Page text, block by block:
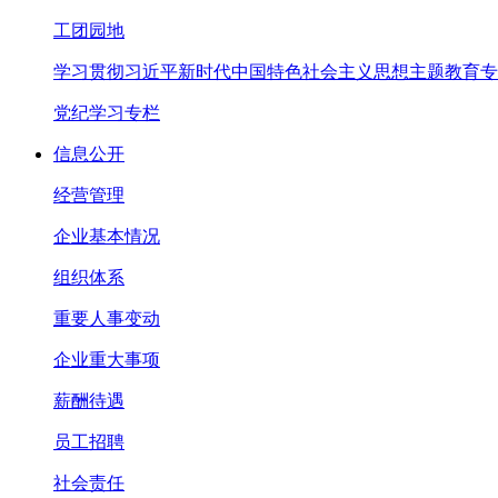
工团园地
学习贯彻习近平新时代中国特色社会主义思想主题教育
党纪学习专栏
信息公开
经营管理
企业基本情况
组织体系
重要人事变动
企业重大事项
薪酬待遇
员工招聘
社会责任